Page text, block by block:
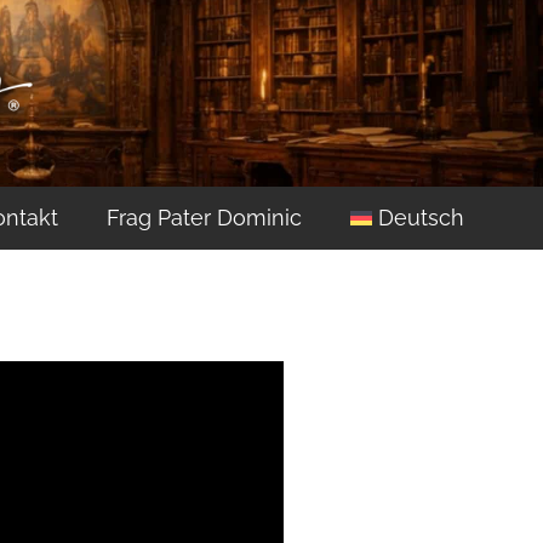
Frag Pater Dominic Deutsch